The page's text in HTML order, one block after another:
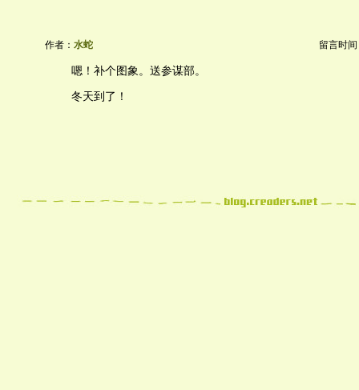
作者： 水蛇 留言时间
嗯！补个图象。送参谋部。
冬天到了！